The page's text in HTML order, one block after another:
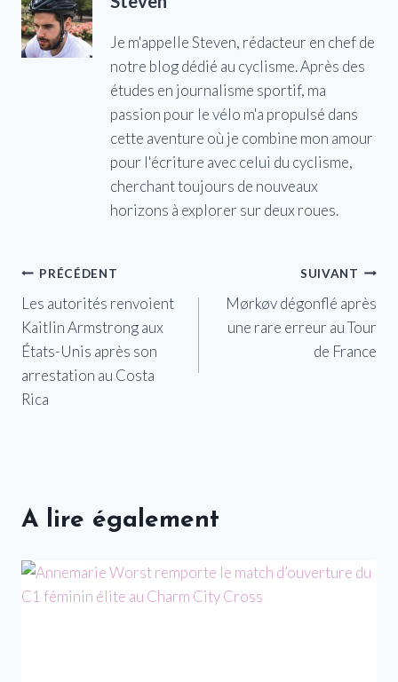
Je m'appelle Steven, rédacteur en chef de
notre blog dédié au cyclisme. Après des
études en journalisme sportif, ma
passion pour le vélo m'a propulsé dans
cette aventure où je combine mon amour
pour l'écriture avec celui du cyclisme,
cherchant toujours de nouveaux
horizons à explorer sur deux roues.
Navigation
de
l’article
PRÉCÉDENT
Les autorités renvoient
Kaitlin Armstrong aux
États-Unis après son
arrestation au Costa
Rica
SUIVANT
Mørkøv dégonflé après
une rare erreur au Tour
de France
A lire également